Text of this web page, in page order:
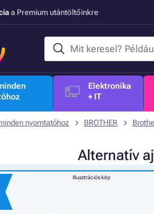
a Premium utántöltőinkre
Elektronika
+ IT
nyomtatóhoz BROTHER
Alternatív
Illusztrációs kép